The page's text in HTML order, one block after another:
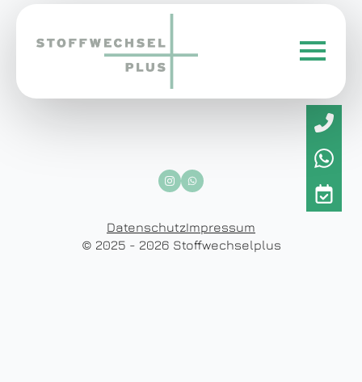
DatenschutzImpressum
© 2025 - 2026 Stoffwechselplus